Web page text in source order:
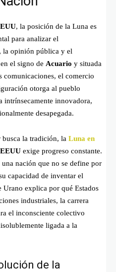
, la posición de la Luna es
para analizar el
la opinión pública y el
el signo de Acuario y situada
comunicaciones, el comercio
otorga al pueblo
intrínsecamente innovadora,
desapegada.
busca la tradición, la Luna en
exige progreso constante.
nación que no se define por
capacidad de inventar el
explica por qué Estados
industriales, la carrera
el inconsciente colectivo
ligada a la
de la